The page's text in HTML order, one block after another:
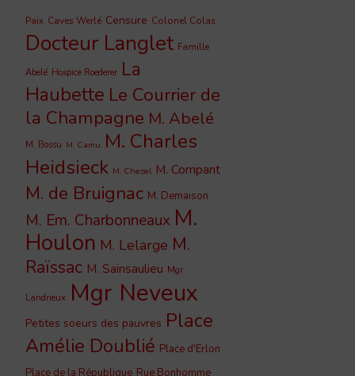
Paix Caves Werlé Censure Colonel Colas
Docteur Langlet Famille
Abelé Hospice Roederer La
Haubette Le Courrier de
la Champagne M. Abelé
M. Bossu M. Camu M. Charles
Heidsieck M. Chezel M. Compant
M. de Bruignac M. Demaison
M. Em. Charbonneaux M.
Houlon M. Lelarge M.
Raïssac M. Sainsaulieu Mgr
Landrieux Mgr Neveux
Petites soeurs des pauvres Place
Amélie Doublié Place d'Erlon
Place de la République Rue Bonhomme